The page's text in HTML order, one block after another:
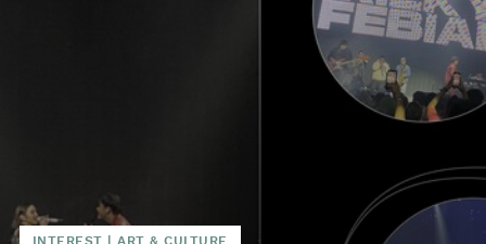
INTEREST |ART & CULTURE